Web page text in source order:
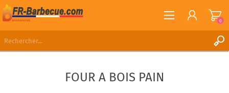
0
FOUR A BOIS PAIN